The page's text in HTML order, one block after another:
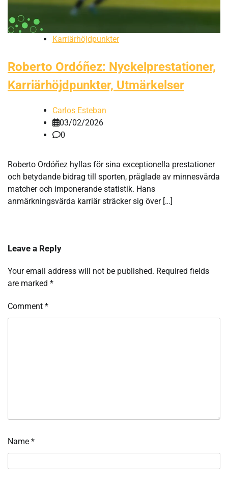
Karriärhöjdpunkter
Roberto Ordóñez: Nyckelprestationer,
Karriärhöjdpunkter, Utmärkelser
Carlos Esteban
03/02/2026
0
Roberto Ordóñez hyllas för sina exceptionella prestationer
och betydande bidrag till sporten, präglade av minnesvärda
matcher och imponerande statistik. Hans
anmärkningsvärda karriär sträcker sig över […]
Leave a Reply
Your email address will not be published. Required fields
are marked *
Comment *
Name *